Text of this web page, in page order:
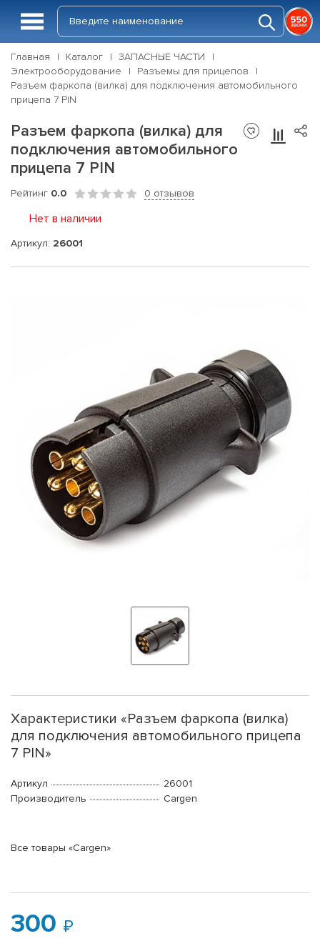
Главная Каталог
ЗАПАСНЫЕ ЧАСТИ
Электрооборудование
Разъемы для прицепов
Разъем фаркопа (вилка) для подключения автомобильного
прицепа 7 PIN
Разъем фаркопа (вилка) для
подключения автомобильного
прицепа 7 PIN
Рейтинг 0.0 0 отзывов
Нет в наличии
Артикул: 26001
Характеристики «Разъем фаркопа (вилка)
для подключения автомобильного прицепа
7 PIN»
Артикул
26001
Производитель
Cargen
Все товары «Cargen»
300